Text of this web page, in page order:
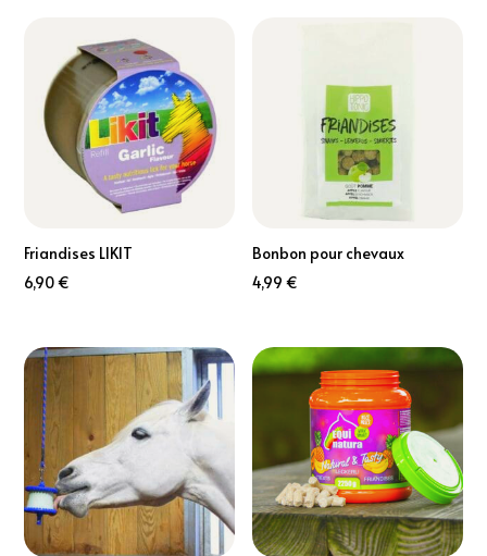
Friandises LIKIT
6,90€
Bonbon pour chevaux
4,99€